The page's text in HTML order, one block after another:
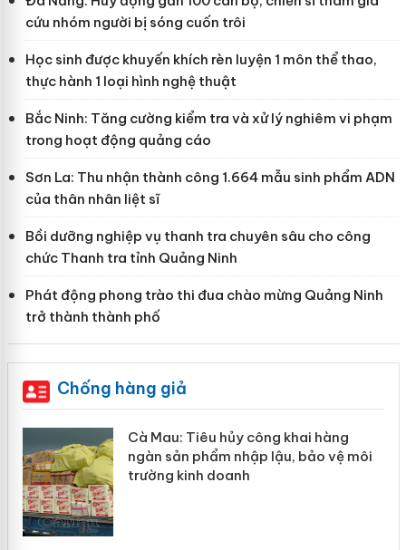
cứu nhóm người bị sóng cuốn trôi
Học sinh được khuyến khích rèn luyện 1 môn thể thao,
thực hành 1 loại hình nghệ thuật
Bắc Ninh: Tăng cường kiểm tra và xử lý nghiêm vi phạm
trong hoạt động quảng cáo
Sơn La: Thu nhận thành công 1.664 mẫu sinh phẩm ADN
của thân nhân liệt sĩ
Bồi dưỡng nghiệp vụ thanh tra chuyên sâu cho công
chức Thanh tra tỉnh Quảng Ninh
Phát động phong trào thi đua chào mừng Quảng Ninh
trở thành thành phố
Chống hàng giả
Mau: Tiêu hủy công khai hàng
sản phẩm nhập lậu, bảo vệ môi
kinh doanh